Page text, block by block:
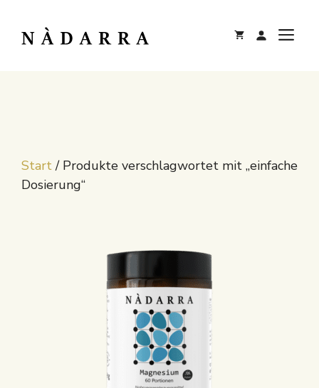
Inhalt
springen
Start/ Produkte verschlagwortet mit „einfache
Dosierung“